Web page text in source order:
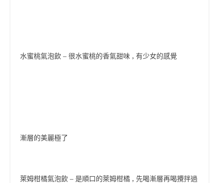
水蜜桃氣泡飲 – 很水蜜桃的香氣甜味 , 有少女的感覺
漸層的美麗極了
萊姆柑橘氣泡飲 – 是順口的萊姆柑橘 , 先喝漸層再喝攪拌過